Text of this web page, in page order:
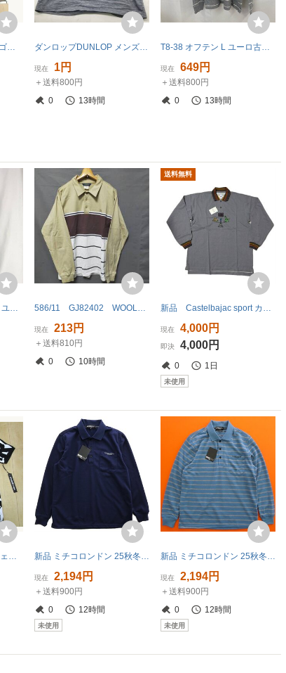
美品正規L ハイドロゲンゴルフ 長袖ポロシャツ hydrogengolf ポリエステル ダンロップDUNLOP メンズ長袖ポロシャツ Lサイズ H84-1-5A
現在 1円
＋送料800円
0
13時間
T8-38 オフテン L ユーロ古着 ポルトガル製 ボーダー 長袖 コットン ポロシャツ グレー OFTEN メンズ
現在 649円
＋送料800円
0
13時間
C3-18 ジオンフリッド L ユーロ古着 イタリア製 長袖 ニット ポロシャツ グレー GIONFRIDDO メンズ 586/11 GJ82402 WOOLRICH ウールリッチ 綿100% メンズ L 長袖 ポロシャツ ベージュ×白×ブラウン系 ヴィンテージ 古着
現在 213円
＋送料810円
0
10時間
送料無料
新品 Castelbajac sport カステルバジャック 長袖ポロシャツ グレー 恐竜刺繍 タグ付き 刺繍 恐竜 鹿の子 サイズ4 メンズ
現在 4,000円
即決 4,000円
0 1日
未使用
未使用 カールラガーフェルド Karl Lagerfeld 総柄ロゴ ポロシャツ☆ 新品 ミチコロンドン 25秋冬 裏起毛 ポロシャツ 紺【ml7w-r250_NA_L】 MICHIKO LONDON 長袖 ロゴ 刺繍 ゴルフ カジュアル スポーツ
現在 2,194円
＋送料900円
0
12時間
未使用
新品 ミチコロンドン 25秋冬 裏起毛 ボーダー ポロシャツ【ml7w-r252_BL_L】 MICHIKO LONDON 長袖 ロゴ ゴルフ カジュアル スポーツ
現在 2,194円
＋送料900円
0
12時間
未使用